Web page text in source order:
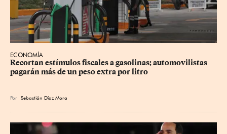
ECONOMÍA
Recortan estímulos fiscales a gasolinas; automovilistas
pagarán más de un peso extra por litro
Por Sebastián Díaz Mora